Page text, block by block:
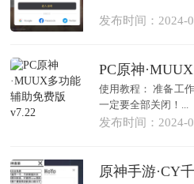
发布时间：2024-
PC原神
使用教程： 准备工作：关闭电脑上的全部杀毒！！ ！
一定要全部关闭！...
发布时间：2024-